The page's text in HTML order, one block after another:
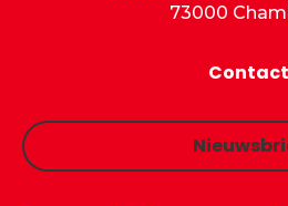
73000
Contact